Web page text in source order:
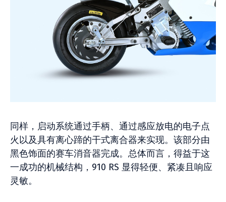
同样，启动系统通过手柄、通过感应放电的电子点
火以及具有离心蹄的干式离合器来实现。该部分由
黑色饰面的赛车消音器完成。总体而言，得益于这
一成功的机械结构，910 RS 显得轻便、紧凑且响应
灵敏。